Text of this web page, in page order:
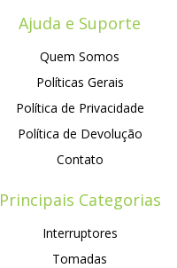
Ajuda e Suporte
Quem Somos
Políticas Gerais
Política de Privacidade
Política de Devolução
Contato
Principais Categorias
Interruptores
Tomadas